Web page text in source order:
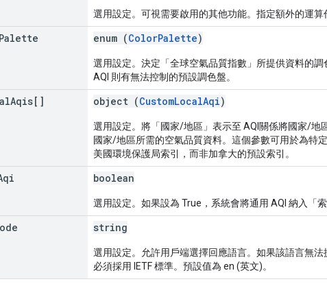
選用設定。可視需要啟用的其他功能。指定額外的運
Palette enum (ColorPalette)
選用設定。決定「全球空氣品質指數」所提供資料的
AQI 則有無法控制的預設調色盤。
Aqis[] object (CustomLocalAqi)
選用設定。將「國家/地區」表示至 AQI關係將國家/地
國家/地區所需的空氣品質資料。這個參數可用於為特
美國環境保護局索引，而非加拿大的預設索引。
boolean
選用設定。如果設為 True，系統會將通用 AQI 納入「
string
選用設定。允許用戶端選擇回應語言。如果該語言無
必須採用 IETF 標準。預設值為 en (英文)。